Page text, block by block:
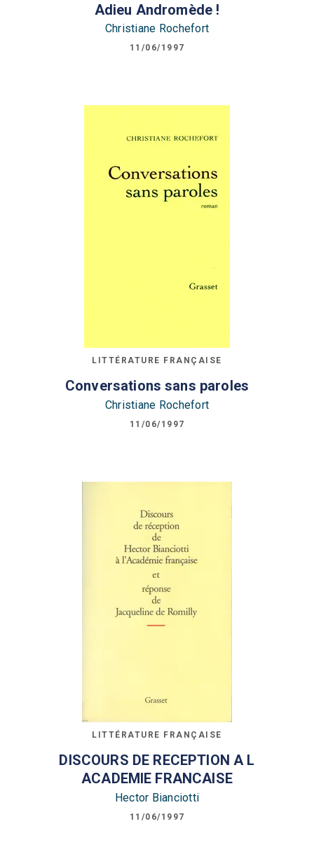
Adieu Andromède !
Christiane Rochefort
11/06/1997
LITTÉRATURE FRANÇAISE
Conversations sans paroles
Christiane Rochefort
11/06/1997
LITTÉRATURE FRANÇAISE
DISCOURS DE RECEPTION A L
ACADEMIE FRANCAISE
Hector Bianciotti
11/06/1997